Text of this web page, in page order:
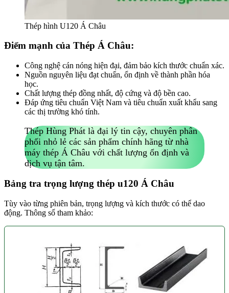
Thép hình U120 Á Châu
Điểm mạnh của Thép Á Châu:
Công nghệ cán nóng hiện đại, đảm bảo kích thước chuẩn xác.
Nguồn nguyên liệu đạt chuẩn, ổn định về thành phần hóa
học.
Chất lượng thép đồng nhất, độ cứng và độ bền cao.
Đáp ứng tiêu chuẩn Việt Nam và tiêu chuẩn xuất khẩu sang
các thị trường khó tính.
Thép Hùng Phát là đại lý tin cậy, chuyên phân
phối nhỏ lẻ các sản phẩm chính hãng từ nhà
máy thép Á Châu với chất lượng ổn định và
dịch vụ tận tâm.
Bảng tra trọng lượng thép u120 Á Châu
Tùy vào từng phiên bản, trọng lượng và kích thước có thể dao
động. Thông số tham khảo: